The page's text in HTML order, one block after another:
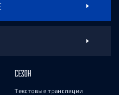
СЕЗОН
Текстовые трансляции